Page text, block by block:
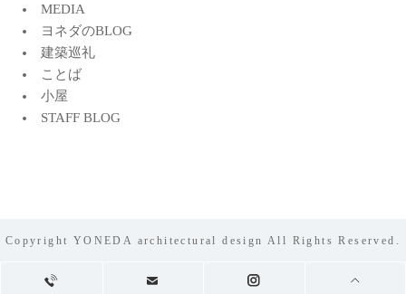
MEDIA
ヨネダのBLOG
建築巡礼
ことば
小屋
STAFF BLOG
Copyright YONEDA architectural design All Rights Reserved.